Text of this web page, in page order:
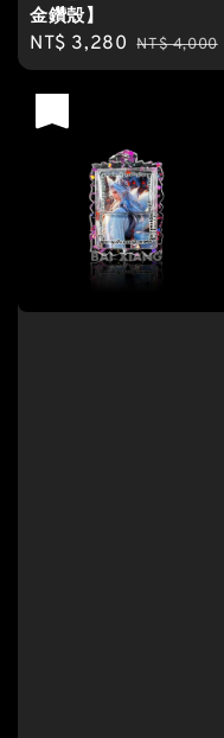
金鑽殼】
Sale
price
NT$ 3,280 Regular
price
NT$ 4,000